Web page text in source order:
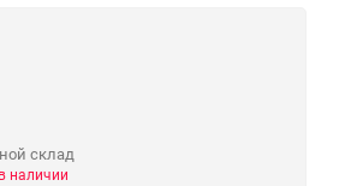
склад
наличии